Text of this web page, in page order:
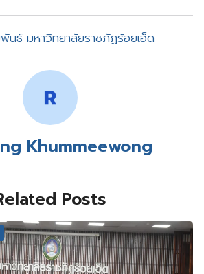
นธ์ มหาวิทยาลัยราชภัฏร้อยเอ็ด
Khummeewong
Posts